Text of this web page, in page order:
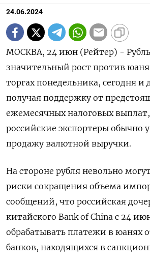
24.06.2024
МОСКВА, 24 июн (Рейтер) -
значительный рост против
торгах понедельника, сегодня и
получая поддержку от
ежемесячных налоговых
российские экспортеры обычно
продажу валютной выручки.
На стороне рубля невольно
риски сокращения объема
сообщений, что российская
китайского Bank of China с 24
обрабатывать платежи в юанях
банков, находящихся в